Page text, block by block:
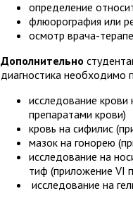
определение
флюорография или
осмотр врача-
Дополнительно
диагностика необходимо
исследование
препаратами крови)
кровь на сифилис
мазок на гонорею
исследование на
тиф (приложение VI
исследование на